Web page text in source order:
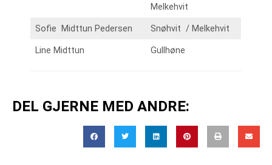
Melkehvit
Sofie Midttun Pedersen Snøhvit / Melkehvit
Line Midttun Gullhøne
DEL GJERNE MED ANDRE: